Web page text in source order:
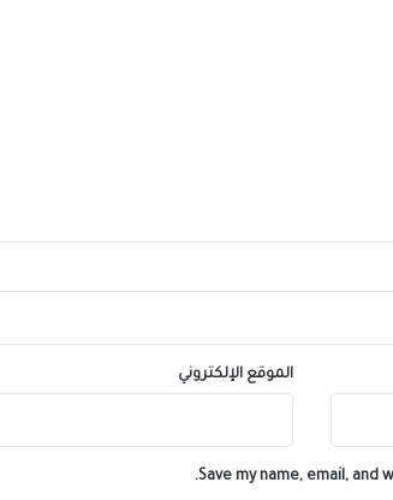
الموقع الإلكتروني
Save my name, email,